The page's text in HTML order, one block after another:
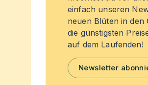
einfach unseren
neuen Blüten in den
die günstigsten
auf dem Laufenden!
Newsletter